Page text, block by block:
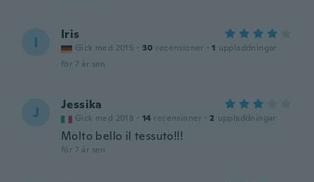
I Iris
Gick med 2015 · 30 recensioner · 1 uppladdningar
för 7 år sen
J Jessika
Gick med 2018 · 14 recensioner · 2 uppladdningar
Molto bello il tessuto!!!
för 7 år sen